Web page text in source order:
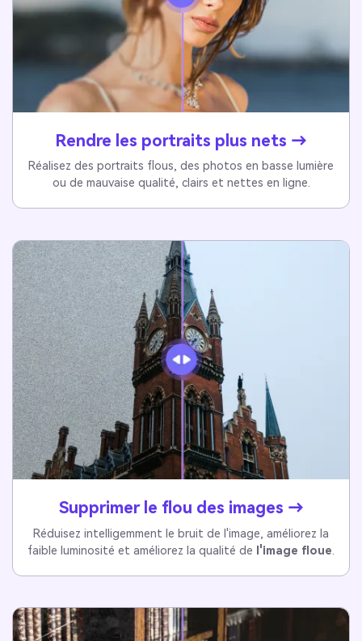
Rendre les portraits plus nets →
Réalisez des portraits flous, des photos en basse lumière
ou de mauvaise qualité, clairs et nettes en ligne.
Supprimer le flou des images →
Réduisez intelligemment le bruit de l'image, améliorez la
faible luminosité et améliorez la qualité de l'image floue.